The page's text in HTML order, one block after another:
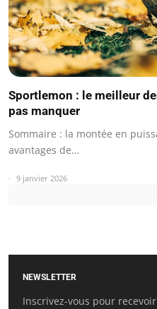
Sportlemon : le meilleur
pas manquer
Sommaire : la montée en
avantages de…
9 janvier 2026
NEWSLETTER
Inscrivez-vous pour